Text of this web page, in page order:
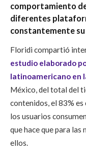
comportamiento
diferentes
constantemente
Floridi compartió
estudio elaborado
latinoamericano en
México, del total del
contenidos, el 83%
los usuarios
que hace que para
ellos.